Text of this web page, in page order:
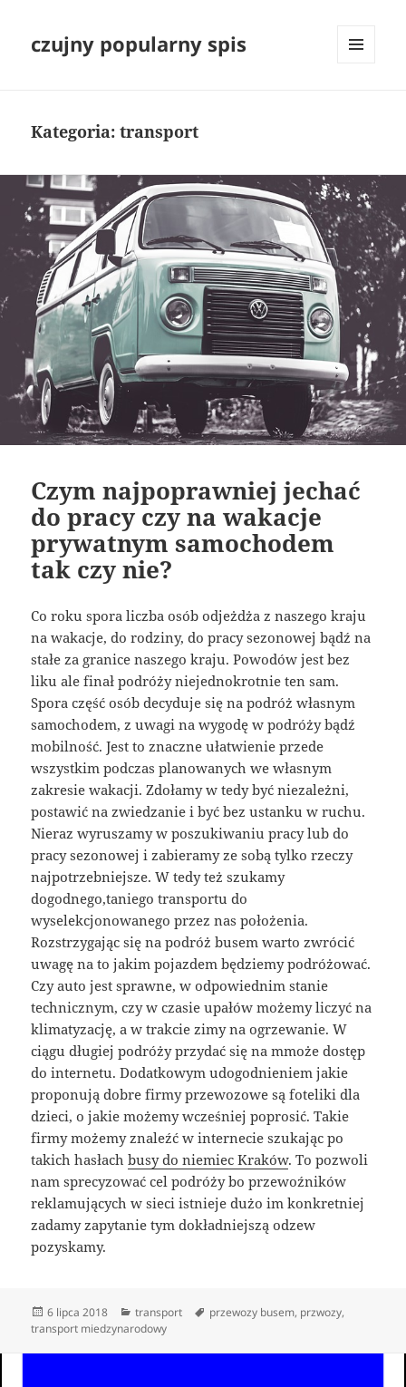
czujny popularny spis
Kategoria:transport
Czym najpoprawniej jechać
do pracy czy na wakacje
prywatnym samochodem
tak czy nie?
Co roku spora liczba osób odjeżdża z naszego kraju
na wakacje, do rodziny, do pracy sezonowej bądź na
stałe za granice naszego kraju. Powodów jest bez
liku ale finał podróży niejednokrotnie ten sam.
Spora część osób decyduje się na podróż własnym
samochodem, z uwagi na wygodę w podróży bądź
mobilność. Jest to znaczne ułatwienie przede
wszystkim podczas planowanych we własnym
zakresie wakacji. Zdołamy w tedy być niezależni,
postawić na zwiedzanie i być bez ustanku w ruchu.
Nieraz wyruszamy w poszukiwaniu pracy lub do
pracy sezonowej i zabieramy ze sobą tylko rzeczy
najpotrzebniejsze. W tedy też szukamy
dogodnego,taniego transportu do
wyselekcjonowanego przez nas położenia.
Rozstrzygając się na podróż busem warto zwrócić
uwagę na to jakim pojazdem będziemy podróżować.
Czy auto jest sprawne, w odpowiednim stanie
technicznym, czy w czasie upałów możemy liczyć na
klimatyzację, a w trakcie zimy na ogrzewanie. W
ciągu długiej podróży przydać się na mmoże dostęp
do internetu. Dodatkowym udogodnieniem jakie
proponują dobre firmy przewozowe są foteliki dla
dzieci, o jakie możemy wcześniej poprosić. Takie
firmy możemy znaleźć w internecie szukając po
takich hasłachbusy do niemiec Kraków. To pozwoli
nam sprecyzować cel podróży bo przewoźników
reklamujących w sieci istnieje dużo im konkretniej
zadamy zapytanie tym dokładniejszą odzew
pozyskamy.
Data
publikacji
6 lipca 2018 Kategorie
transport Tagi
przewozy busem, przwozy,
transport miedzynarodowy